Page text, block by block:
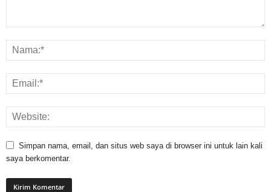
Simpan nama, email, dan situs web saya di browser ini untuk lain kali
saya berkomentar.